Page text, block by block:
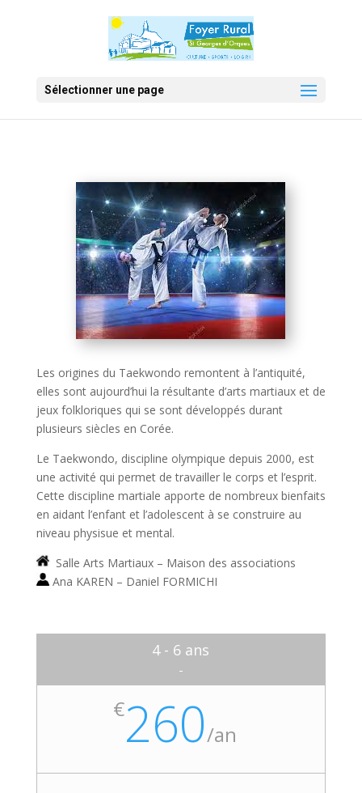
Sélectionner une page
Les origines du Taekwondo remontent à l’antiquité,
elles sont aujourd’hui la résultante d’arts martiaux et de
jeux folkloriques qui se sont développés durant
plusieurs siècles en Corée.
Le Taekwondo, discipline olympique depuis 2000, est
une activité qui permet de travailler le corps et l’esprit.
Cette discipline martiale apporte de nombreux bienfaits
en aidant l’enfant et l’adolescent à se construire au
niveau physisue et mental.
Salle Arts Martiaux – Maison des associations
Ana KAREN – Daniel FORMICHI
4 - 6 ans
-
€260/an